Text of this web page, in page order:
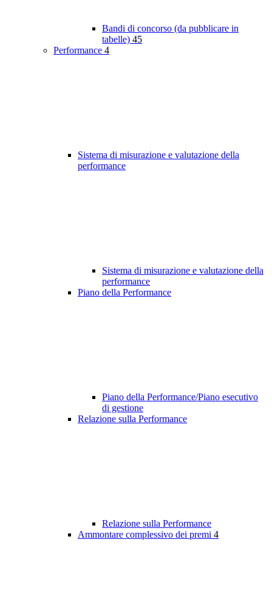
Bandi di concorso (da pubblicare in
tabelle) 45
Performance 4
Sistema di misurazione e valutazione della
performance
Sistema di misurazione e valutazione della
performance
Piano della Performance
Piano della Performance/Piano esecutivo
di gestione
Relazione sulla Performance
Relazione sulla Performance
Ammontare complessivo dei premi 4